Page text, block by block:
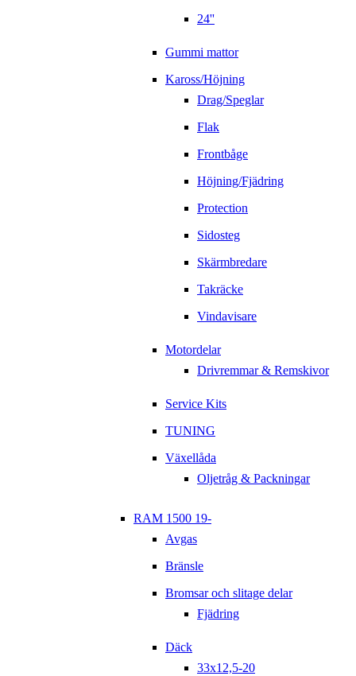
24''
Gummi mattor
Kaross/Höjning
Drag/Speglar
Flak
Frontbåge
Höjning/Fjädring
Protection
Sidosteg
Skärmbredare
Takräcke
Vindavisare
Motordelar
Drivremmar & Remskivor
Service Kits
TUNING
Växellåda
Oljetråg & Packningar
RAM 1500 19-
Avgas
Bränsle
Bromsar och slitage delar
Fjädring
Däck
33x12,5-20